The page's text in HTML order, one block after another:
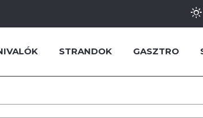
STRANDOK GASZTRO